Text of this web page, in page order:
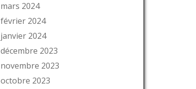
mars 2024
février 2024
janvier 2024
décembre 2023
novembre 2023
octobre 2023